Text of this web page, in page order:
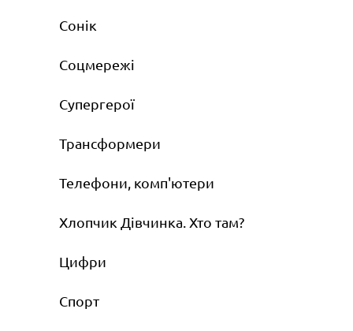
Сонік
Соцмережі
Супергерої
Трансформери
Телефони, комп'ютери
Хлопчик Дівчинка. Хто там?
Цифри
Спорт